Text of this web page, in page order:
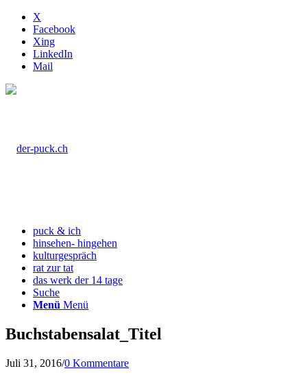
X
Facebook
Xing
LinkedIn
Mail
puck & ich
hinsehen- hingehen
kulturgespräch
rat zur tat
das werk der 14 tage
Suche
Menü Menü
Buchstabensalat_Titel
Juli 31, 2016/0 Kommentare